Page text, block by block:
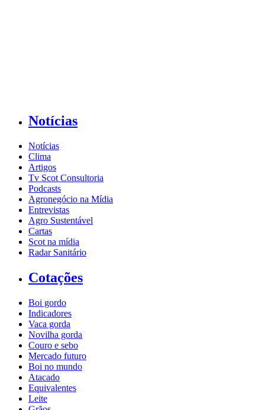
Notícias
Notícias
Clima
Artigos
Tv Scot Consultoria
Podcasts
Agronegócio na Mídia
Entrevistas
Agro Sustentável
Cartas
Scot na mídia
Radar Sanitário
Cotações
Boi gordo
Indicadores
Vaca gorda
Novilha gorda
Couro e sebo
Mercado futuro
Boi no mundo
Atacado
Equivalentes
Leite